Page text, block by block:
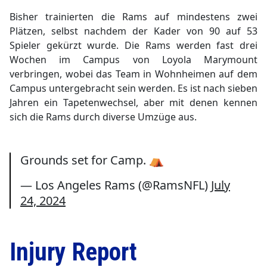
Bisher trainierten die Rams auf mindestens zwei
Plätzen, selbst nachdem der Kader von 90 auf 53
Spieler gekürzt wurde. Die Rams werden fast drei
Wochen im Campus von Loyola Marymount
verbringen, wobei das Team in Wohnheimen auf dem
Campus untergebracht sein werden. Es ist nach sieben
Jahren ein Tapetenwechsel, aber mit denen kennen
sich die Rams durch diverse Umzüge aus.
Grounds set for Camp. ⛺️
— Los Angeles Rams (@RamsNFL) July
24, 2024
Injury Report